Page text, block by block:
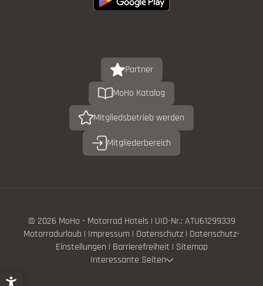
Partner
MoHo Katalog
Mitgliedsbetrieb werden
Mitgliederbereich
© 2026 MoHo - Motorrad Hotels | UID-Nr.: ATU61299339
Motorradurlaub | Impressum | Datenschutz | Datenschutz-
Einstellungen | Barrierefreiheit | Sitemap
Interessante Seiten